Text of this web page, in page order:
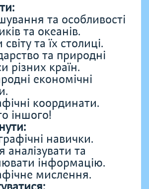
та особливості
та океанів.
та їх столиці.
та природні
різних країн.
економічні
координати.
іншого!
навички.
аналізувати та
інформацію.
мислення.